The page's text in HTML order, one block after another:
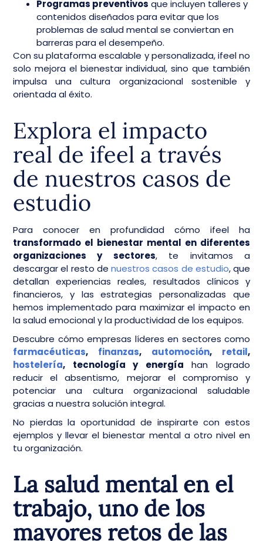
Programas preventivos que incluyen talleres y
contenidos diseñados para evitar que los
problemas de salud mental se conviertan en
barreras para el desempeño.
Con su plataforma escalable y personalizada, ifeel no
solo mejora el bienestar individual, sino que también
impulsa una cultura organizacional sostenible y
orientada al éxito.
Explora el impacto
real de ifeel a través
de nuestros casos de
estudio
Para conocer en profundidad cómo ifeel ha
transformado el bienestar mental en diferentes
organizaciones y sectores, te invitamos a
descargar el resto de nuestros casos de estudio, que
detallan experiencias reales, resultados clínicos y
financieros, y las estrategias personalizadas que
hemos implementado para maximizar el impacto en
la salud emocional y la productividad de los equipos.
Descubre cómo empresas líderes en sectores como
farmacéuticas, finanzas, automoción, retail,
hostelería, tecnología y energía han logrado
reducir el absentismo, mejorar el compromiso y
potenciar una cultura organizacional saludable
gracias a nuestra solución integral.
No pierdas la oportunidad de inspirarte con estos
ejemplos y llevar el bienestar mental a otro nivel en
tu organización.
La salud mental en el
trabajo, uno de los
mayores retos de las